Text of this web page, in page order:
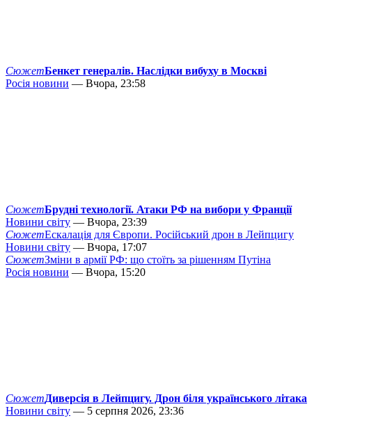
СюжетБенкет генералів. Наслідки вибуху в Москві
Росія новини — Вчора, 23:58
СюжетБрудні технології. Атаки РФ на вибори у Франції
Новини світу — Вчора, 23:39
СюжетЕскалація для Європи. Російський дрон в Лейпцигу
Новини світу — Вчора, 17:07
СюжетЗміни в армії РФ: що стоїть за рішенням Путіна
Росія новини — Вчора, 15:20
СюжетДиверсія в Лейпцигу. Дрон біля українського літака
Новини світу — 5 серпня 2026, 23:36